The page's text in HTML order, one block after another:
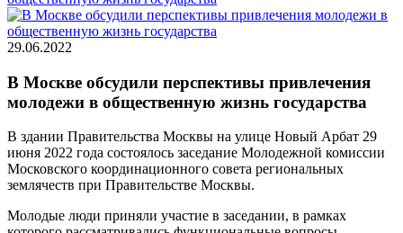
29.06.2022
В Москве обсудили перспективы привлечения
молодежи в общественную жизнь государства
В здании Правительства Москвы на улице Новый Арбат 29
июня 2022 года состоялось заседание Молодежной комиссии
Московского координационного совета региональных
землячеств при Правительстве Москвы.
Молодые люди приняли участие в заседании, в рамках